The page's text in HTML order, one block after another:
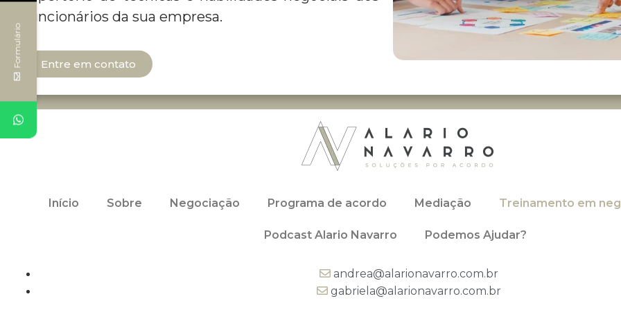
funcionários da sua empresa.
Entre em contato
Início Sobre Negociação Programa de acordo Mediação Treinamento em
Podcast Alario Navarro Podemos Ajudar?
andrea@alarionavarro.com.br
gabriela@alarionavarro.com.br
Formulário